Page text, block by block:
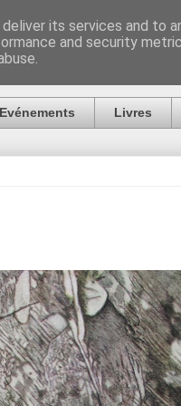
Evénements Livres
its services and to
and security